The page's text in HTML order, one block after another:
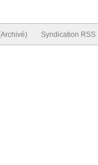
Syndication RSS